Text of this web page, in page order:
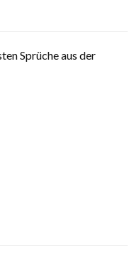
Sprüche aus der